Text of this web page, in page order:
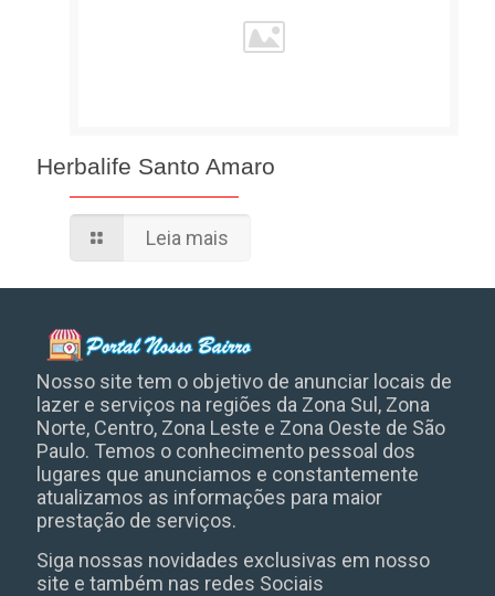
Herbalife Santo Amaro
Leia mais
Nosso site tem o objetivo de anunciar locais de
lazer e serviços na regiões da Zona Sul, Zona
Norte, Centro, Zona Leste e Zona Oeste de São
Paulo. Temos o conhecimento pessoal dos
lugares que anunciamos e constantemente
atualizamos as informações para maior
prestação de serviços.
Siga nossas novidades exclusivas em nosso
site e também nas redes Sociais